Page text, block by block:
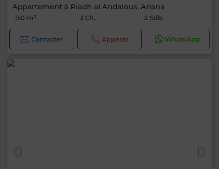
Appartement à Riadh al Andalous, Ariana
150 m² 3 Ch. 2 Sdb.
Contacter Appelez WhatsApp